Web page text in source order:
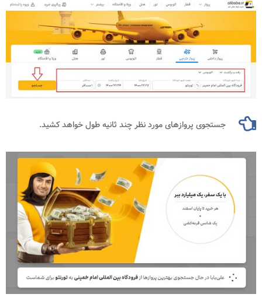
جستجوی پروازهای مورد نظر چند ثانیه طول خواهد کشید.